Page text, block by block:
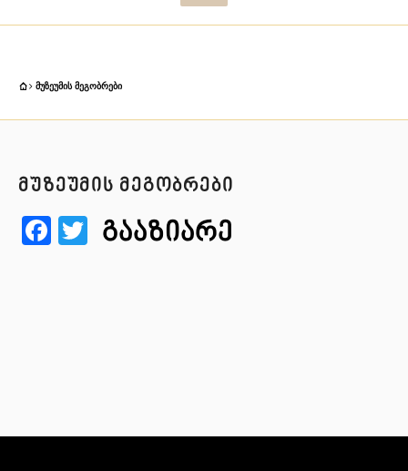
ᲛᲣᲖᲔᲣᲛᲘᲡ ᲛᲔᲒᲝᲑᲠᲔᲑᲘ
მუზეუმის მეგობრები
Facebook
Twitter
გააზიარე